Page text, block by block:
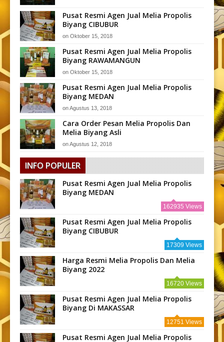
Pusat Resmi Agen Jual Melia Propolis
Biyang CIBUBUR
on Oktober 15, 2018
Pusat Resmi Agen Jual Melia Propolis
Biyang RAWAMANGUN
on Oktober 15, 2018
Pusat Resmi Agen Jual Melia Propolis
Biyang MEDAN
onAgustus 13, 2018
Cara Order Pesan Melia Propolis Dan
Melia Biyang Asli
onAgustus 12, 2018
INFO POPULER
Pusat Resmi Agen Jual Melia Propolis
Biyang MEDAN
162935 Views
Pusat Resmi Agen Jual Melia Propolis
Biyang CIBUBUR
17309 Views
Harga Resmi Melia Propolis Dan Melia
Biyang 2022
16720 Views
Pusat Resmi Agen Jual Melia Propolis
Biyang Di MAKASSAR
12751 Views
Pusat Resmi Agen Jual Melia Propolis